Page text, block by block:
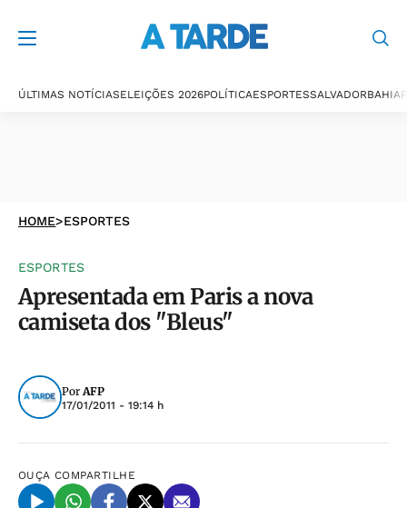
ÚLTIMAS NOTÍCIASELEIÇÕES 2026POLÍTICAESPORTESSALVADORBAHIA
HOME>ESPORTES
ESPORTES
Apresentada em Paris a nova
camiseta dos "Bleus"
PorAFP
17/01/2011 - 19:14 h
OUÇA COMPARTILHE